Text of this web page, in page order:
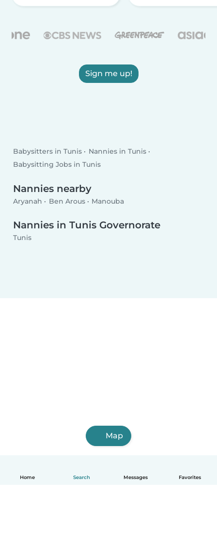
Home Search Messages Favorites
Sign me up!
Babysitters in Tunis
Nannies in Tunis
Babysitting Jobs in Tunis
Nannies nearby
Aryanah Ben Arous Manouba
Nannies in Tunis Governorate
Tunis
Map